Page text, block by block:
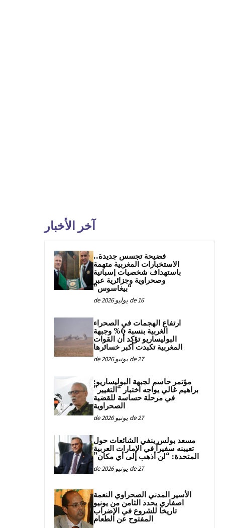
آخر الأخبار
فضيحة تجسس جديدة..
الاستخبارات المغربية متهمة
باستهداف شخصيات إسبانية
وصحراوية وجزائرية عبر
“بيغاسوس”
16 de يوليو de 2026
ارتفاع الهجمات في الصحراء
الغربية بنسبة 6% وجبهة
البوليساريو تؤكد أن القوات
المغربية تكبدت أكبر خسائرها
27 de يونيو de 2026
مؤتمر حاسم لجبهة البوليساريو:
براهيم غالي يواجه اختبار “التغيير”
في مرحلة حساسة للقضية
الصحراوية
27 de يونيو de 2026
مسعد بولس ينفي الشائعات حول
تعيينه سفيراً في الإمارات العربية
المتحدة: “لن أذهب إلى أي مكان”
27 de يونيو de 2026
الأسير المدني الصحراوي النعمة
اصفاري يحدد الثامن من يونيو
تاريخا للشروع في الإضراب
المفتوح عن الطعام